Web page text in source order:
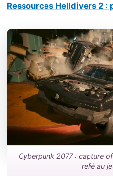
Ressources Helldivers 2 :
Cyberpunk 2077 : capture
relié au